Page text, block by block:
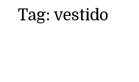
Tag: vestido